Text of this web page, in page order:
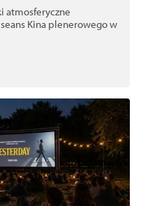
atmosferyczne
Kina plenerowego w